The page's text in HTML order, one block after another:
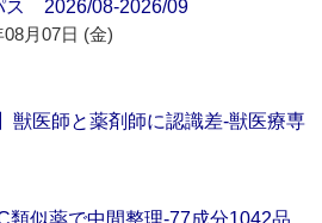
ス 2026/08-2026/09
08月07日 (金)
獣医師と薬剤師に認識差‐獣医療専